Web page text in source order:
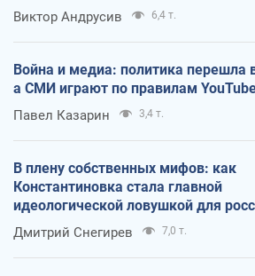
Виктор Андрусив 6,4 т.
Война и медиа: политика перешла
а СМИ играют по правилам
Павел Казарин 3,4 т.
В плену собственных мифов: как
Константиновка стала главной
идеологической ловушкой для
оккупантов
Дмитрий Снегирев 7,0 т.